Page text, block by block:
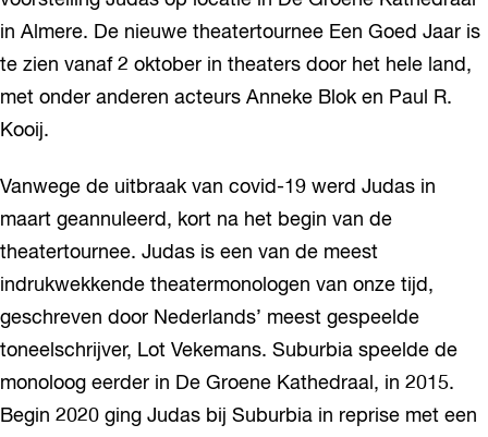
in Almere. De nieuwe theatertournee Een Goed Jaar is
te zien vanaf 2 oktober in theaters door het hele land,
met onder anderen acteurs Anneke Blok en Paul R.
Kooij.
Vanwege de uitbraak van covid-19 werd Judas in
maart geannuleerd, kort na het begin van de
theatertournee. Judas is een van de meest
indrukwekkende theatermonologen van onze tijd,
geschreven door Nederlands’ meest gespeelde
toneelschrijver, Lot Vekemans. Suburbia speelde de
monoloog eerder in De Groene Kathedraal, in 2015.
Begin 2020 ging Judas bij Suburbia in reprise met een